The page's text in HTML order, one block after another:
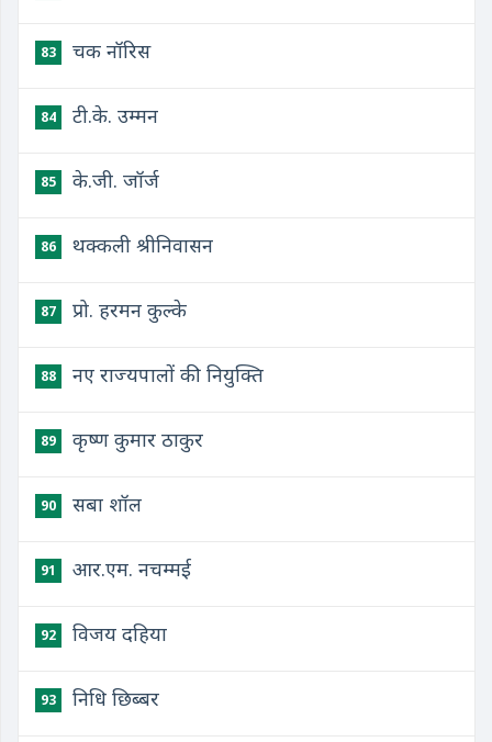
83 चक नॉरिस
84 टी.के. उम्मन
85 के.जी. जॉर्ज
86 थक्कली श्रीनिवासन
87 प्रो. हरमन कुल्के
88 नए राज्यपालों की नियुक्ति
89 कृष्ण कुमार ठाकुर
90 सबा शॉल
91 आर.एम. नचम्मई
92 विजय दहिया
93 निधि छिब्बर